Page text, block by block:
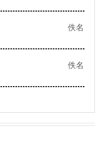
佚名
佚名